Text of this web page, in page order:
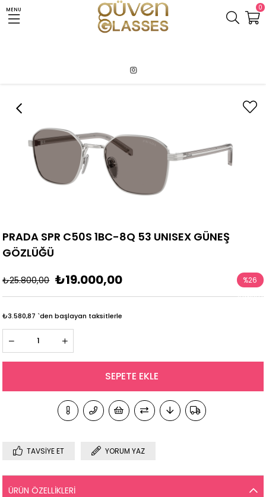
MENU 0
PRADA SPR C50S 1BC-8Q 53 UNISEX GÜNEŞ
GÖZLÜĞÜ
₺25.800,00 ₺19.000,00 %26
İndirim
₺3.580,87 `den başlayan taksitlerle
TAVSIYE ET YORUM YAZ
ÜRÜN ÖZELLIKLERI